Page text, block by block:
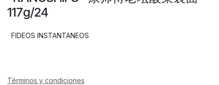
117g/24
FIDEOS INSTANTANEOS
Términos y condiciones